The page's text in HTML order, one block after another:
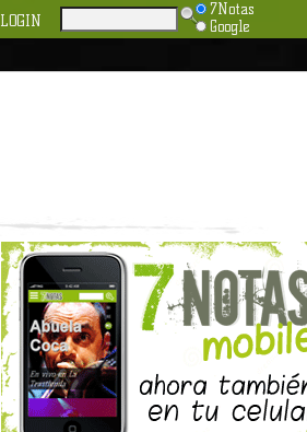
LOGIN
7Notas
Google